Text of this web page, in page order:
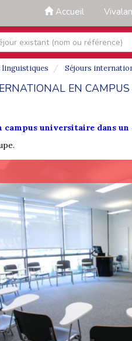
Accueil
linguistiques Séjours
EN
campus universitaire dans